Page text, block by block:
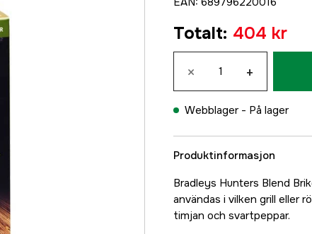
Totalt: 404 kr
× +
Webblager - På lager
Produktinformasjon
Bradleys Hunters Blend
användas i vilken grill eller
timjan och svartpeppar.